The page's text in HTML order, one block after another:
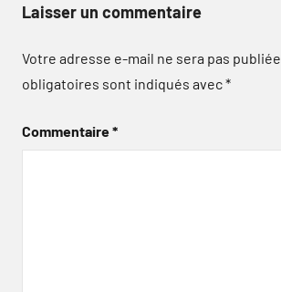
Laisser un commentaire
Votre adresse e-mail ne sera pas publiée.
obligatoires sont indiqués avec*
Commentaire*